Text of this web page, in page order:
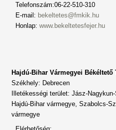
Telefonszám:06-22-510-310
E-mail: bekeltetes@fmkik.hu
Honlap: www.bekeltetesfejer.hu
Hajdú-Bihar Vármegyei Békéltető
Székhely: Debrecen
Illetékességi terület: Jász-
Hajdú-Bihar vármegye, Szabolcs-
vármegye